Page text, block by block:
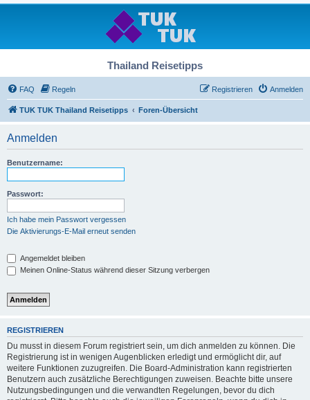
Thailand Reisetipps
FAQ Regeln Anmelden
Registrieren
TUK TUK Thailand Reisetipps Foren-Übersicht
Anmelden
Benutzername:
Passwort:
Ich habe mein Passwort vergessen
Die Aktivierungs-E-Mail erneut senden
Angemeldet bleiben
Meinen Online-Status während dieser Sitzung verbergen
REGISTRIEREN
Du musst in diesem Forum registriert sein, um dich anmelden zu können. Die
Registrierung ist in wenigen Augenblicken erledigt und ermöglicht dir, auf
weitere Funktionen zuzugreifen. Die Board-Administration kann registrierten
Benutzern auch zusätzliche Berechtigungen zuweisen. Beachte bitte unsere
Nutzungsbedingungen und die verwandten Regelungen, bevor du dich